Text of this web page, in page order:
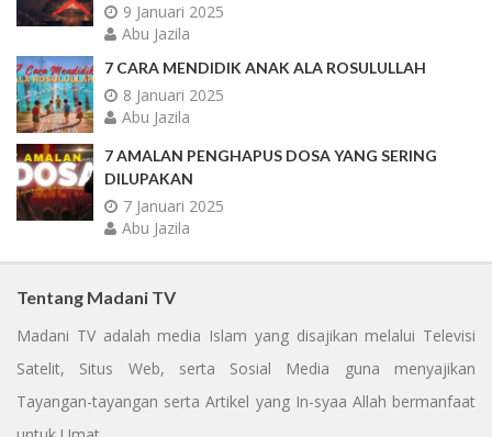
9 Januari 2025
Abu Jazila
7 CARA MENDIDIK ANAK ALA ROSULULLAH
8 Januari 2025
Abu Jazila
7 AMALAN PENGHAPUS DOSA YANG SERING
DILUPAKAN
7 Januari 2025
Abu Jazila
Tentang Madani TV
Madani TV adalah media Islam yang disajikan melalui Televisi
Satelit, Situs Web, serta Sosial Media guna menyajikan
Tayangan-tayangan serta Artikel yang In-syaa Allah bermanfaat